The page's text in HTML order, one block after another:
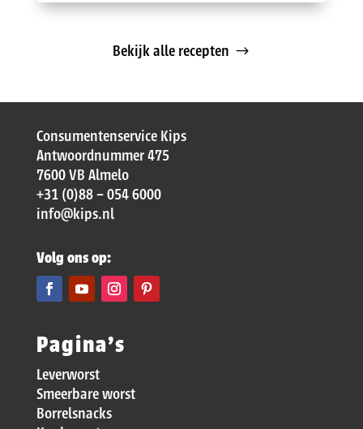
Bekijk alle recepten
Consumentenservice Kips
Antwoordnummer 475
7600 VB Almelo
+31 (0)88 – 054 6000
info@kips.nl
Volg ons op:
Pagina’s
Leverworst
Smeerbare worst
Borrelsnacks